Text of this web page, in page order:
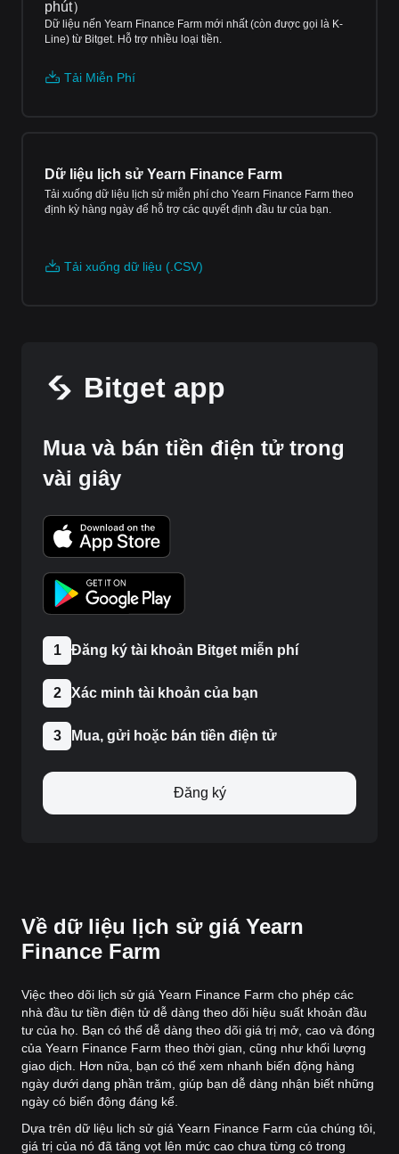
phút）
Dữ liệu nến Yearn Finance Farm mới nhất (còn được gọi là K-
Line) từ Bitget. Hỗ trợ nhiều loại tiền.
Tải Miễn Phí
Dữ liệu lịch sử Yearn Finance Farm
Tải xuống dữ liệu lịch sử miễn phí cho Yearn Finance Farm theo
định kỳ hàng ngày để hỗ trợ các quyết định đầu tư của bạn.
Tải xuống dữ liệu (.CSV)
Bitget app
Mua và bán tiền điện tử trong
vài giây
1 Đăng ký tài khoản Bitget miễn phí
2 Xác minh tài khoản của bạn
3 Mua, gửi hoặc bán tiền điện tử
Đăng ký
Về dữ liệu lịch sử giá Yearn
Finance Farm
Việc theo dõi lịch sử giá Yearn Finance Farm cho phép các
nhà đầu tư tiền điện tử dễ dàng theo dõi hiệu suất khoản đầu
tư của họ. Bạn có thể dễ dàng theo dõi giá trị mở, cao và đóng
của Yearn Finance Farm theo thời gian, cũng như khối lượng
giao dịch. Hơn nữa, bạn có thể xem nhanh biến động hàng
ngày dưới dạng phần trăm, giúp bạn dễ dàng nhận biết những
ngày có biến động đáng kể.
Dựa trên dữ liệu lịch sử giá Yearn Finance Farm của chúng tôi,
giá trị của nó đã tăng vọt lên mức cao chưa từng có trong